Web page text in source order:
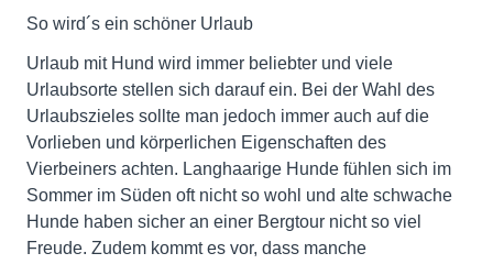
So wird´s ein schöner Urlaub
Urlaub mit Hund wird immer beliebter und viele
Urlaubsorte stellen sich darauf ein. Bei der Wahl des
Urlaubszieles sollte man jedoch immer auch auf die
Vorlieben und körperlichen Eigenschaften des
Vierbeiners achten. Langhaarige Hunde fühlen sich im
Sommer im Süden oft nicht so wohl und alte schwache
Hunde haben sicher an einer Bergtour nicht so viel
Freude. Zudem kommt es vor, dass manche